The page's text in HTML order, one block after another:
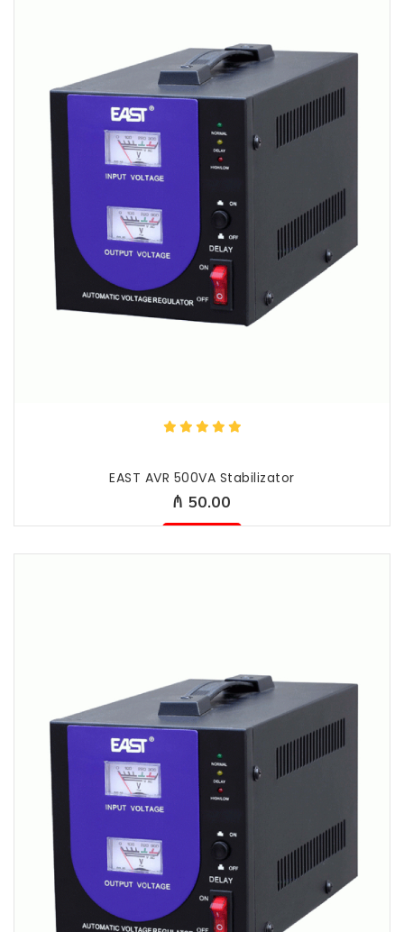
EAST AVR 500VA Stabilizator
₼ 50.00
Mövcud deyil